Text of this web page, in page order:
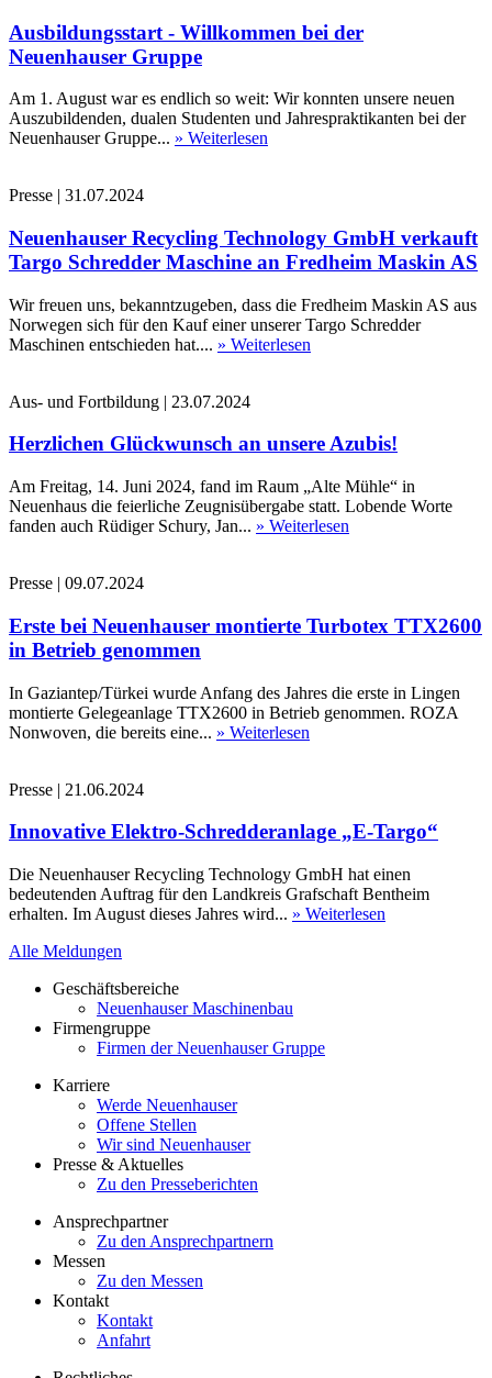
Ausbildungsstart - Willkommen bei der
Neuenhauser Gruppe
Am 1. August war es endlich so weit: Wir konnten unsere neuen
Auszubildenden, dualen Studenten und Jahrespraktikanten bei der
Neuenhauser Gruppe... » Weiterlesen
Presse | 31.07.2024
Neuenhauser Recycling Technology GmbH verkauft
Targo Schredder Maschine an Fredheim Maskin AS
Wir freuen uns, bekanntzugeben, dass die Fredheim Maskin AS aus
Norwegen sich für den Kauf einer unserer Targo Schredder
Maschinen entschieden hat.... » Weiterlesen
Aus- und Fortbildung | 23.07.2024
Herzlichen Glückwunsch an unsere Azubis!
Am Freitag, 14. Juni 2024, fand im Raum „Alte Mühle“ in
Neuenhaus die feierliche Zeugnisübergabe statt. Lobende Worte
fanden auch Rüdiger Schury, Jan... » Weiterlesen
Presse | 09.07.2024
Erste bei Neuenhauser montierte Turbotex TTX2600
in Betrieb genommen
In Gaziantep/Türkei wurde Anfang des Jahres die erste in Lingen
montierte Gelegeanlage TTX2600 in Betrieb genommen. ROZA
Nonwoven, die bereits eine... » Weiterlesen
Presse | 21.06.2024
Innovative Elektro-Schredderanlage „E-Targo“
Die Neuenhauser Recycling Technology GmbH hat einen
bedeutenden Auftrag für den Landkreis Grafschaft Bentheim
erhalten. Im August dieses Jahres wird... » Weiterlesen
Alle Meldungen
Geschäftsbereiche
Neuenhauser Maschinenbau
Firmengruppe
Firmen der Neuenhauser Gruppe
Karriere
Werde Neuenhauser
Offene Stellen
Wir sind Neuenhauser
Presse & Aktuelles
Zu den Presseberichten
Ansprechpartner
Zu den Ansprechpartnern
Messen
Zu den Messen
Kontakt
Kontakt
Anfahrt